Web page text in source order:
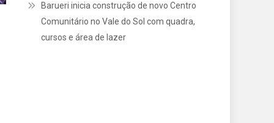
Barueri inicia construção de novo Centro
Comunitário no Vale do Sol com quadra,
cursos e área de lazer